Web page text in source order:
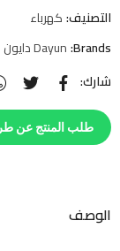
التصنيف:كهرباء
Brands: Dayun دايون
شارك:
طلب المنتج عن
الوصف